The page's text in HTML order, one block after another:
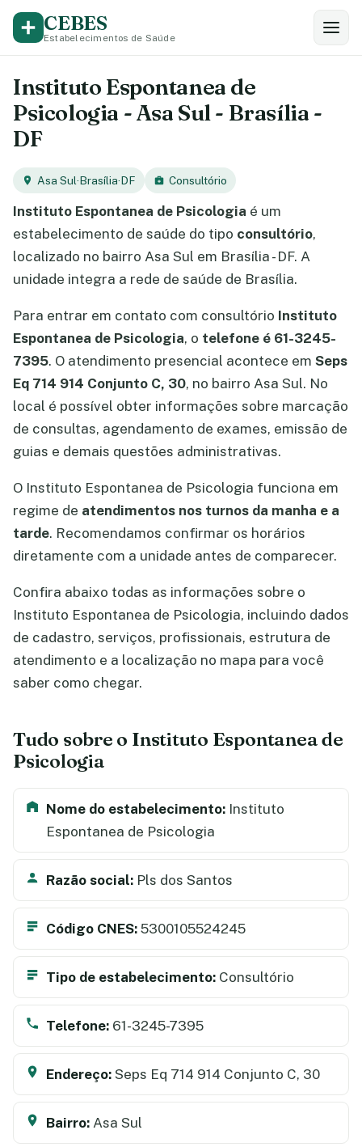
CEBES
Estabelecimentos de Saúde
Instituto Espontanea de
Psicologia - Asa Sul - Brasília -
DF
Asa Sul·Brasília·DF Consultório
Instituto Espontanea de Psicologia é um
estabelecimento de saúde do tipo consultório,
localizado no bairro Asa Sul em Brasília - DF. A
unidade integra a rede de saúde de Brasília.
Para entrar em contato com consultório Instituto
Espontanea de Psicologia, o telefone é 61-3245-
7395. O atendimento presencial acontece em Seps
Eq 714 914 Conjunto C, 30, no bairro Asa Sul. No
local é possível obter informações sobre marcação
de consultas, agendamento de exames, emissão de
guias e demais questões administrativas.
O Instituto Espontanea de Psicologia funciona em
regime de atendimentos nos turnos da manha e a
tarde. Recomendamos confirmar os horários
diretamente com a unidade antes de comparecer.
Confira abaixo todas as informações sobre o
Instituto Espontanea de Psicologia, incluindo dados
de cadastro, serviços, profissionais, estrutura de
atendimento e a localização no mapa para você
saber como chegar.
Tudo sobre o Instituto Espontanea de
Psicologia
Nome do estabelecimento: Instituto
Espontanea de Psicologia
Razão social: Pls dos Santos
Código CNES: 5300105524245
Tipo de estabelecimento: Consultório
Telefone: 61-3245-7395
Endereço: Seps Eq 714 914 Conjunto C, 30
Bairro: Asa Sul